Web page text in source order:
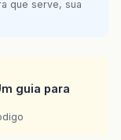
que serve, sua
guia para